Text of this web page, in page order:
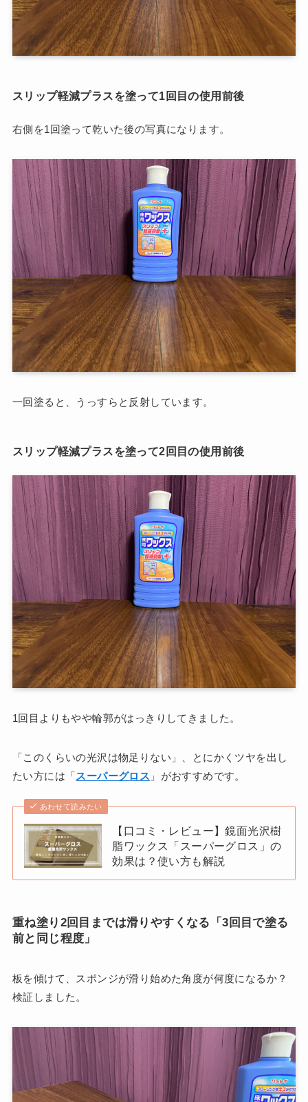
スリップ軽減プラスを塗って1回目の使用前後
右側を1回塗って乾いた後の写真になります。
一回塗ると、うっすらと反射しています。
スリップ軽減プラスを塗って2回目の使用前後
1回目よりもやや輪郭がはっきりしてきました。
「このくらいの光沢は物足りない」、とにかくツヤを出し
たい方には「スーパーグロス 」がおすすめです。
あわせて読みたい
【口コミ・レビュー】鏡面光沢樹
脂ワックス「スーパーグロス」の
効果は？使い方も解説
重ね塗り2回目までは滑りやすくなる「3回目で塗る
前と同じ程度」
板を傾けて、スポンジが滑り始めた角度が何度になるか？
検証しました。